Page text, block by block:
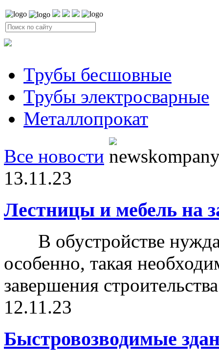
Трубы бесшовные
Трубы электросварные
Металлопрокат
Все новости
13.11.23
Лестницы и мебель на
В обустройстве
особенно, такая
завершения
12.11.23
Быстровозводимые